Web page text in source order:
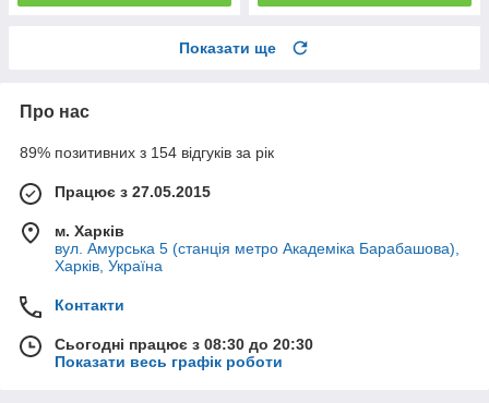
Показати ще
Про нас
89% позитивних з 154 відгуків за рік
Працює з 27.05.2015
м. Харків
вул. Амурська 5 (станція метро Академіка Барабашова),
Харків, Україна
Контакти
Сьогодні працює з 08:30 до 20:30
Показати весь графік роботи